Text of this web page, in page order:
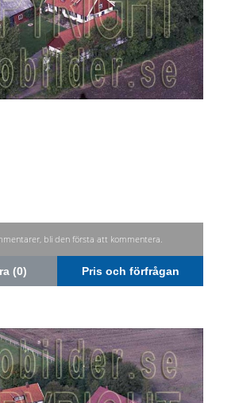
bli den första att kommentera.
(0) Pris och förfrågan